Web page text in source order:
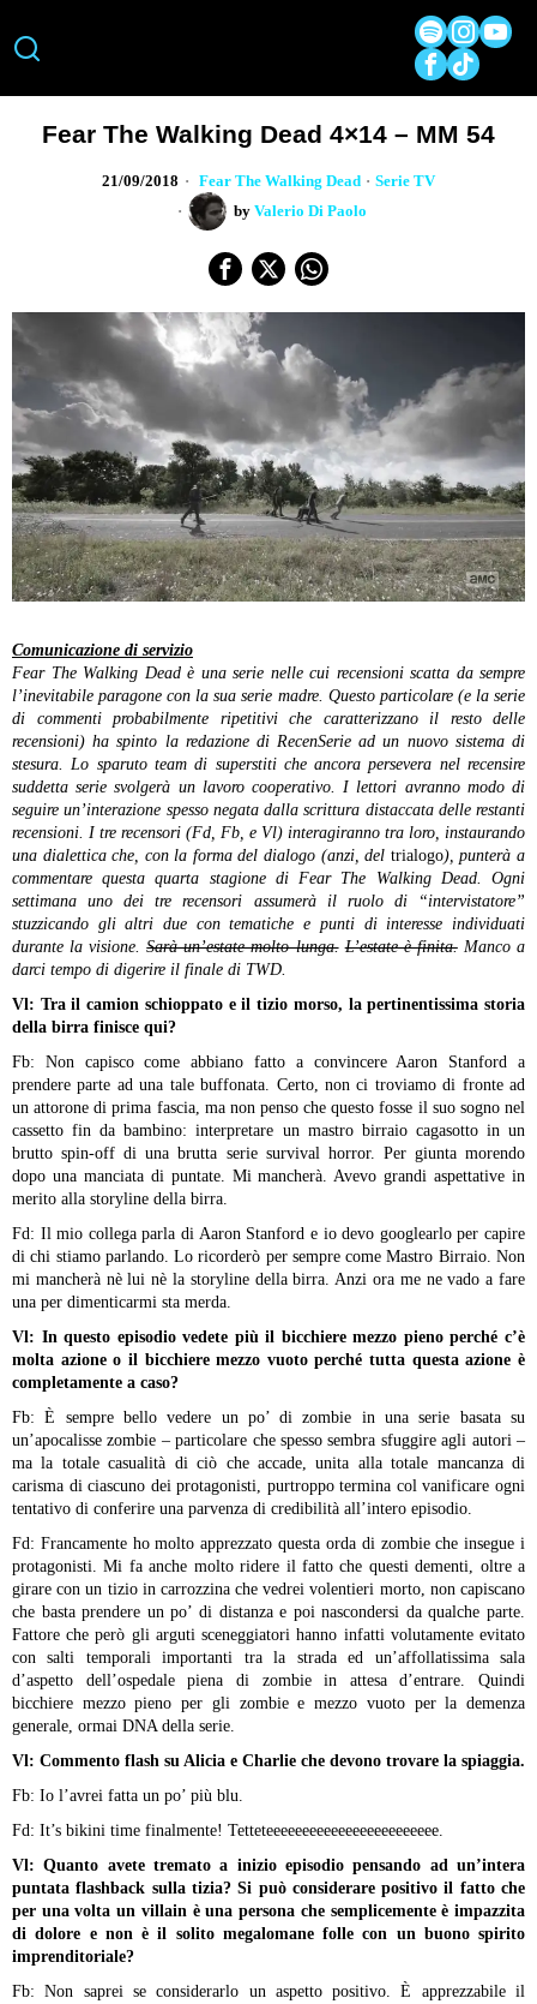
Fear The Walking Dead 4×14 – MM 54
21/09/2018 Fear The Walking Dead · Serie TV
by Valerio Di Paolo
Comunicazione di servizio
Fear The Walking Dead è una serie nelle cui recensioni scatta da sempre
l’inevitabile paragone con la sua serie madre. Questo particolare (e la serie
di commenti probabilmente ripetitivi che caratterizzano il resto delle
recensioni) ha spinto la redazione di RecenSerie ad un nuovo sistema di
stesura. Lo sparuto team di superstiti che ancora persevera nel recensire
suddetta serie svolgerà un lavoro cooperativo. I lettori avranno modo di
seguire un’interazione spesso negata dalla scrittura distaccata delle restanti
recensioni. I tre recensori (Fd, Fb, e Vl) interagiranno tra loro, instaurando
una dialettica che, con la forma del dialogo (anzi, del trialogo), punterà a
commentare questa quarta stagione di Fear The Walking Dead. Ogni
settimana uno dei tre recensori assumerà il ruolo di “intervistatore”
stuzzicando gli altri due con tematiche e punti di interesse individuati
durante la visione.Sarà un’estate molto lunga. L’estate è finita.Manco a
darci tempo di digerire il finale di TWD.
Vl: Tra il camion schioppato e il tizio morso, la pertinentissima storia
della birra finisce qui?
Fb: Non capisco come abbiano fatto a convincere Aaron Stanford a
prendere parte ad una tale buffonata. Certo, non ci troviamo di fronte ad
un attorone di prima fascia, ma non penso che questo fosse il suo sogno nel
cassetto fin da bambino: interpretare un mastro birraio cagasotto in un
brutto spin-off di una brutta serie survival horror. Per giunta morendo
dopo una manciata di puntate. Mi mancherà. Avevo grandi aspettative in
merito alla storyline della birra.
Fd: Il mio collega parla di Aaron Stanford e io devo googlearlo per capire
di chi stiamo parlando. Lo ricorderò per sempre come Mastro Birraio. Non
mi mancherà nè lui nè la storyline della birra. Anzi ora me ne vado a fare
una per dimenticarmi sta merda.
Vl: In questo episodio vedete più il bicchiere mezzo pieno perché c’è
molta azione o il bicchiere mezzo vuoto perché tutta questa azione è
completamente a caso?
Fb: È sempre bello vedere un po’ di zombie in una serie basata su
un’apocalisse zombie – particolare che spesso sembra sfuggire agli autori –
ma la totale casualità di ciò che accade, unita alla totale mancanza di
carisma di ciascuno dei protagonisti, purtroppo termina col vanificare ogni
tentativo di conferire una parvenza di credibilità all’intero episodio.
Fd: Francamente ho molto apprezzato questa orda di zombie che insegue i
protagonisti. Mi fa anche molto ridere il fatto che questi dementi, oltre a
girare con un tizio in carrozzina che vedrei volentieri morto, non capiscano
che basta prendere un po’ di distanza e poi nascondersi da qualche parte.
Fattore che però gli arguti sceneggiatori hanno infatti volutamente evitato
con salti temporali importanti tra la strada ed un’affollatissima sala
d’aspetto dell’ospedale piena di zombie in attesa d’entrare. Quindi
bicchiere mezzo pieno per gli zombie e mezzo vuoto per la demenza
generale, ormai DNA della serie.
Vl: Commento flash su Alicia e Charlie che devono trovare la spiaggia.
Fb: Io l’avrei fatta un po’ più blu.
Fd: It’s bikini time finalmente! Tetteteeeeeeeeeeeeeeeeeeeeeeee.
Vl: Quanto avete tremato a inizio episodio pensando ad un’intera
puntata flashback sulla tizia? Si può considerare positivo il fatto che
per una volta un villain è una persona che semplicemente è impazzita
di dolore e non è il solito megalomane folle con un buono spirito
imprenditoriale?
Fb: Non saprei se considerarlo un aspetto positivo. È apprezzabile il